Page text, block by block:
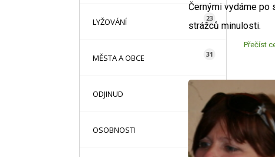
LYŽOVÁNÍ 23
MĚSTA A OBCE 31
ODJINUD
OSOBNOSTI 42
Černými vydáme po
strážců minulosti.
Přečíst